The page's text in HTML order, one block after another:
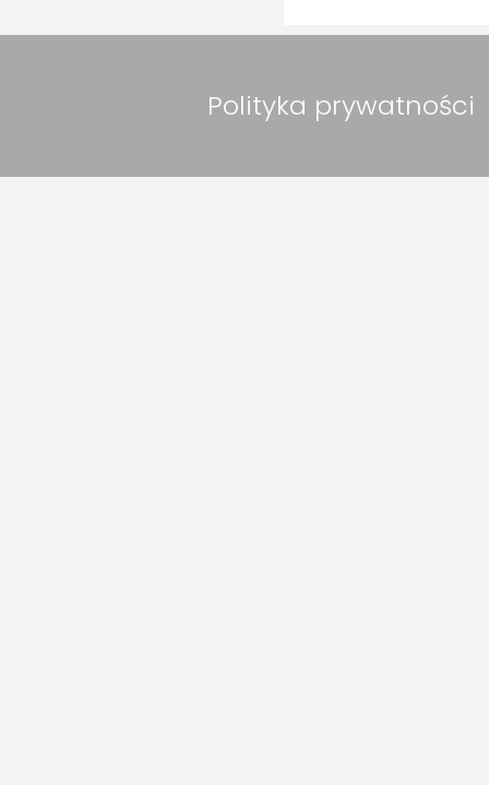
Polityka prywatności